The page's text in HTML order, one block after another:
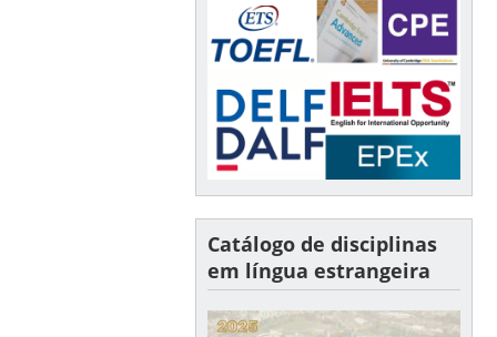
Catálogo de disciplinas
em língua estrangeira